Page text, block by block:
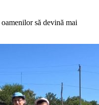
să devină mai